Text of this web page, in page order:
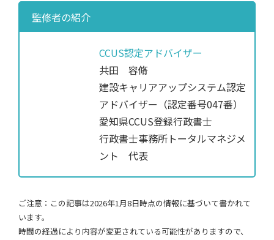
監修者の紹介
CCUS認定アドバイザー
共田 容脩
建設キャリアアップシステム認定
アドバイザー（認定番号047番）
愛知県CCUS登録行政書士
行政書士事務所トータルマネジメ
ント 代表
ご注意：この記事は2026年1月8日時点の情報に基づいて書かれて
います。
時間の経過により内容が変更されている可能性がありますので、